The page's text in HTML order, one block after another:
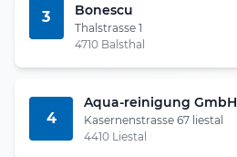
3
Bonescu
Thalstrasse 1
4710 Balsthal
4
Aqua-reinigung GmbH
Kasernenstrasse 67 liestal
4410 Liestal